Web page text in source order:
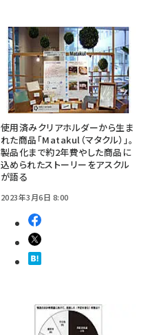
使用済みクリアホルダーから生ま
れた商品「Matakul（マタクル）」。
製品化まで約2年費やした商品に
込められたストーリーをアスクル
が語る
2023年3月6日 8:00